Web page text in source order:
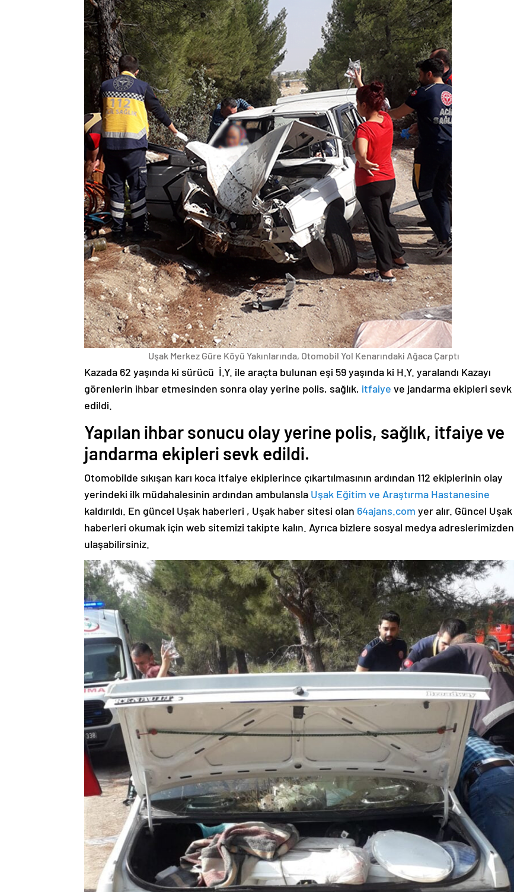
Uşak Merkez Güre Köyü Yakınlarında, Otomobil Yol Kenarındaki Ağaca Çarptı
Kazada 62 yaşında ki sürücü İ.Y. ile araçta bulunan eşi 59 yaşında ki H.Y. yaralandı Kazayı
görenlerin ihbar etmesinden sonra olay yerine polis, sağlık, itfaiye ve jandarma ekipleri sevk
edildi.
Yapılan ihbar sonucu olay yerine polis, sağlık, itfaiye ve
jandarma ekipleri sevk edildi.
Otomobilde sıkışan karı koca itfaiye ekiplerince çıkartılmasının ardından 112 ekiplerinin olay
yerindeki ilk müdahalesinin ardından ambulansla Uşak Eğitim ve Araştırma Hastanesine
kaldırıldı. En güncel Uşak haberleri , Uşak haber sitesi olan 64ajans.com yer alır. Güncel Uşak
haberleri okumak için web sitemizi takipte kalın. Ayrıca bizlere sosyal medya adreslerimizden
ulaşabilirsiniz.